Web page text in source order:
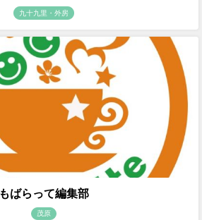
九十九里・外房
もばらって編集部
茂原